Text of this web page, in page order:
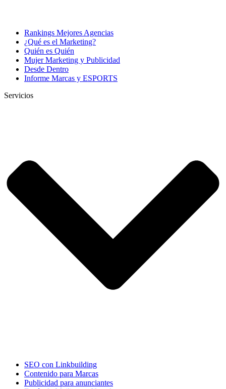
Rankings Mejores Agencias
¿Qué es el Marketing?
Quién es Quién
Mujer Marketing y Publicidad
Desde Dentro
Informe Marcas y ESPORTS
Servicios
SEO con Linkbuilding
Contenido para Marcas
Publicidad para anunciantes